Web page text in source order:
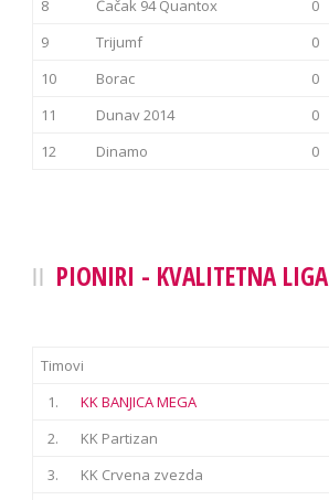
8
Čačak 94 Quantox 0
9
Trijumf 0
10
Borac 0
11
Dunav 2014 0
12
Dinamo 0
PIONIRI - KVALITETNA LIGA
Timovi
1.
KK BANJICA MEGA
2.
KK Partizan
3.
KK Crvena zvezda